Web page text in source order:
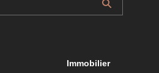
Immobilier